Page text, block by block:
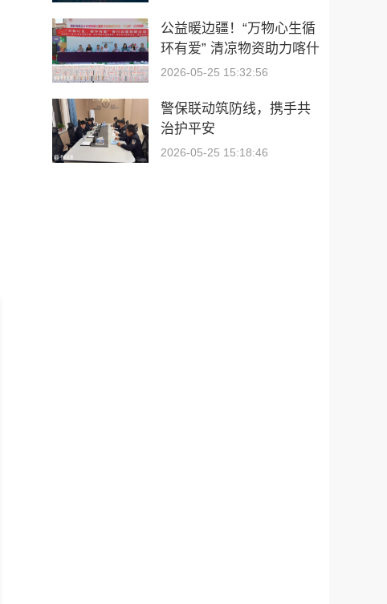
公益暖边疆！“万物心生循
环有爱” 清凉物资助力喀什
少年儿童逐梦绿茵
2026-05-25 15:32:56
警保联动筑防线，携手共
治护平安
2026-05-25 15:18:46